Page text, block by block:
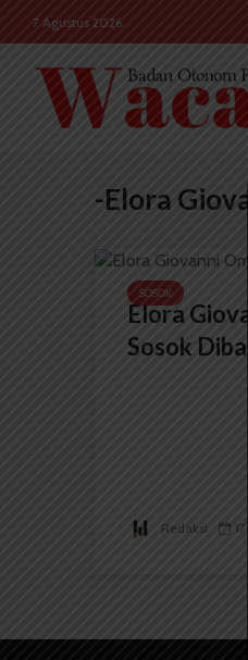
7 Agustus 2026
-Elora
SOSOK
Elora
Sosok
Redaksi